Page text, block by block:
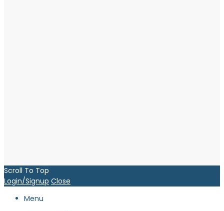
Scroll To Top
Login/Signup Close
Menu